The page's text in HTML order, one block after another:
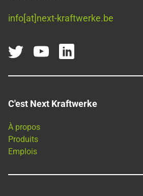
info[at]next-kraftwerke.be
C'est Next Kraftwerke
À propos
Produits
Emplois